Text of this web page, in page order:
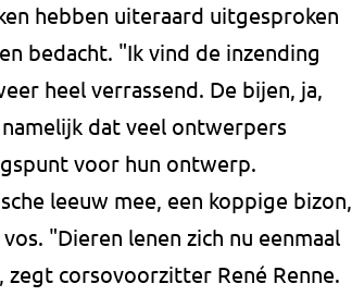
hebben uiteraard uitgesproken
bedacht. "Ik vind de inzending
heel verrassend. De bijen, ja,
dat veel ontwerpers
voor hun ontwerp.
leeuw mee, een koppige bizon,
"Dieren lenen zich nu eenmaal
corsovoorzitter René Renne.